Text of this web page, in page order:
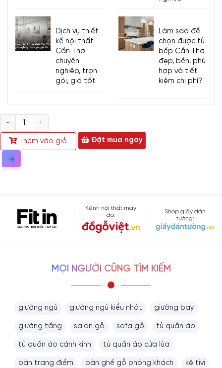
Dịch vụ thiết
kế nội thất
Cần Thơ
chuyên
nghiệp, trọn
gói, giá tốt
Làm sao để
chọn được tủ
bếp Cần Thơ
đẹp, bền, phù
hợp và tiết
kiệm chi phí?
Số
lượng
Thêm vào giỏ
Đặt mua ngay
Kênh nội thất may
đo:
Shop giấy dán
tường:
MỌI NGƯỜI CŨNG TÌM KIẾM
giường ngủ giường ngủ kiểu nhật giường bay
giường tầng salon gỗ sofa gỗ tủ quần áo
tủ quần áo cánh kính tủ quần áo cửa lùa
bàn trang điểm bàn ghế gỗ phòng khách kệ tivi